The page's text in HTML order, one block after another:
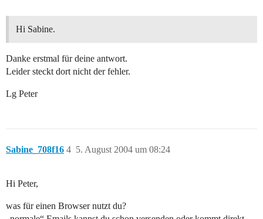
Hi Sabine.
Danke erstmal für deine antwort.
Leider steckt dort nicht der fehler.
Lg Peter
Sabine_708f16 5. August 2004 um 08:24
4
Hi Peter,
was für einen Browser nutzt du?